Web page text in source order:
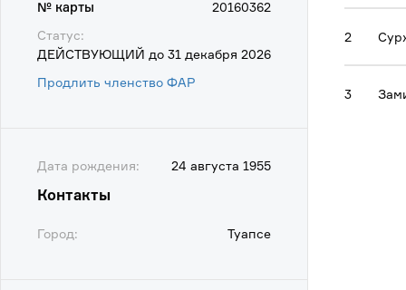
№ карты
20160362
Статус:
ДЕЙСТВУЮЩИЙ до 31 декабря 2026
Продлить членство ФАР
Дата рождения: 24 августа 1955
Контакты
Город: Туапсе
2
3